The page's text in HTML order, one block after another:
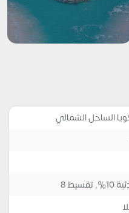
الساحل الشمالي
8